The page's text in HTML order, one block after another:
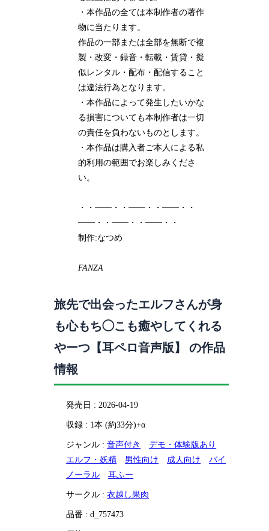
・本作品の全ては本制作者の著作
物に当たります。
作品の一部または全部を無断で複
製・改変・録音・転載・賃貸・擬
似レンタル・配布・配信すること
は違法行為となります。
・本作品によって発生したいかな
る損害についても本制作者は一切
の責任を負わないものとします。
・本作品は購入者ご本人による私
的利用の範囲でお楽しみくださ
い。
・・━━・・━━・・━━・・
━━・・━━・・━━・・
制作:なつめ
FANZA
旅先で出会ったエルフさんが身
も心もち◯こも癒やしてくれる
やーつ【耳ペロ音声版】 の作品
情報
発売日 : 2026-04-19
収録 : 1本 (約33分)+α
ジャンル :音声付き
デモ・体験版あり
エルフ・妖精
男性向け 成人向け
バイ
ノーラル
耳ふー
サークル :衣越し果肉
品番 : d_757473